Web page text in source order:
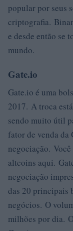
popular por seus
criptografia.
e desde então se
mundo.
Gate.io
Gate.io é uma
2017. A troca
sendo muito útil
fator de venda da
negociação.
altcoins aqui.
negociação
das 20 principais
negócios. O
milhões por dia.